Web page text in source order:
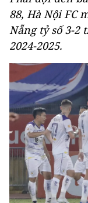
88, Hà Nội FC
Nẵng tỷ số 3-2
2024-2025.